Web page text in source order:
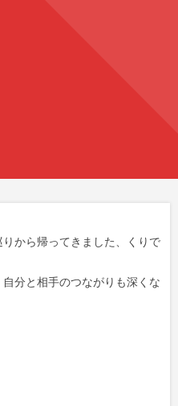
から帰ってきました、くりで
分と相手のつながりも深くな